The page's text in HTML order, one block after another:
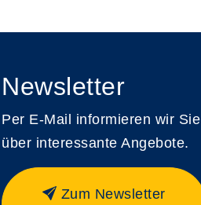
Newsletter
Per E-Mail informieren wir Sie
über interessante Angebote.
Zum Newsletter